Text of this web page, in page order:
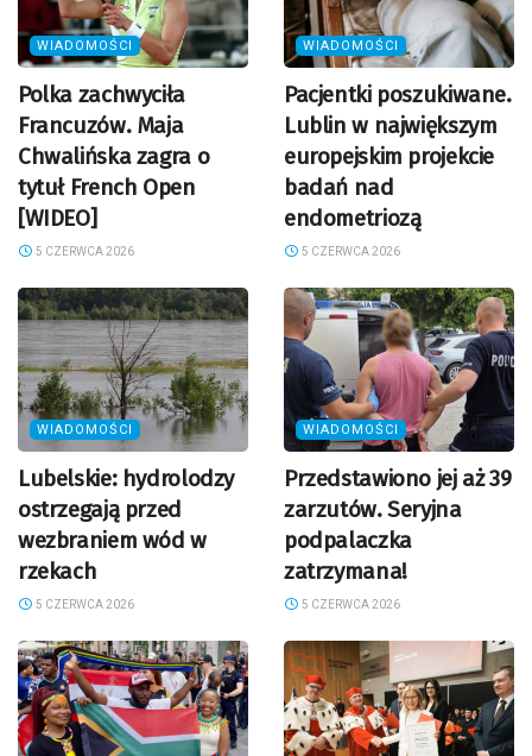
WIADOMOŚCI
Polka zachwyciła
Francuzów. Maja
Chwalińska zagra o
tytuł French Open
[WIDEO]
5 CZERWCA 2026
WIADOMOŚCI
Pacjentki poszukiwane.
Lublin w największym
europejskim projekcie
badań nad
endometriozą
5 CZERWCA 2026
WIADOMOŚCI
Lubelskie: hydrolodzy
ostrzegają przed
wezbraniem wód w
rzekach
5 CZERWCA 2026
WIADOMOŚCI
Przedstawiono jej aż 39
zarzutów. Seryjna
podpalaczka
zatrzymana!
5 CZERWCA 2026